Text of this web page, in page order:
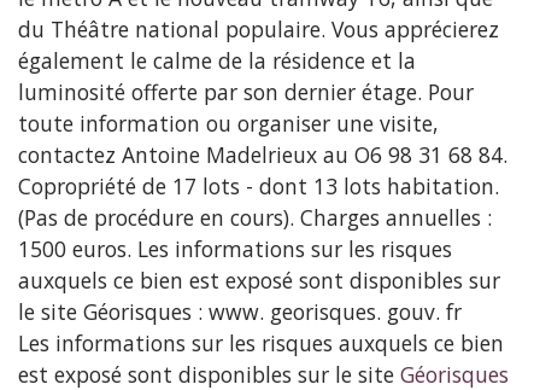
du Théâtre national populaire. Vous apprécierez
également le calme de la résidence et la
luminosité offerte par son dernier étage. Pour
toute information ou organiser une visite,
contactez Antoine Madelrieux au O6 98 31 68 84.
Copropriété de 17 lots - dont 13 lots habitation.
(Pas de procédure en cours). Charges annuelles :
1500 euros. Les informations sur les risques
auxquels ce bien est exposé sont disponibles sur
le site Géorisques : www. georisques. gouv. fr
Les informations sur les risques auxquels ce bien
est exposé sont disponibles sur le site Géorisques